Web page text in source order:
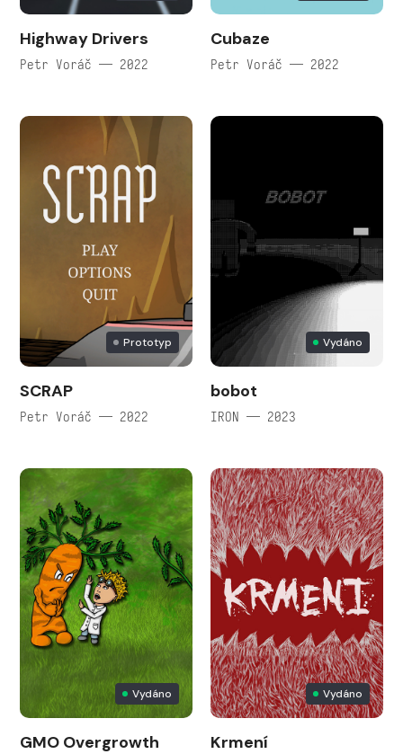
Highway Drivers
Petr Voráč — 2022
Cubaze
Petr Voráč — 2022
Prototyp
SCRAP
Petr Voráč — 2022
Vydáno
bobot
IRON — 2023
Vydáno
GMO Overgrowth
Vydáno
Krmení